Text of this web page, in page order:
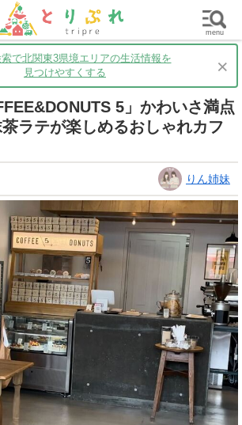
城 グルメ 買い物 子育て
で北関東3県境エリアの生活情報を
見つけやすくする
×
5」かわいさ満点
ラテが楽しめるおしゃれカフ
りん姉妹
menu